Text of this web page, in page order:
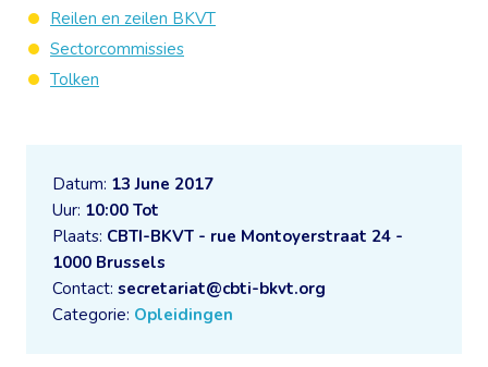
Datum: 13 June 2017
Uur: 10:00 Tot
Plaats: CBTI-BKVT - rue Montoyerstraat 24 -
1000 Brussels
Contact: secretariat@cbti-bkvt.org
Categorie: Opleidingen
Reilen en zeilen BKVT
Sectorcommissies
Tolken